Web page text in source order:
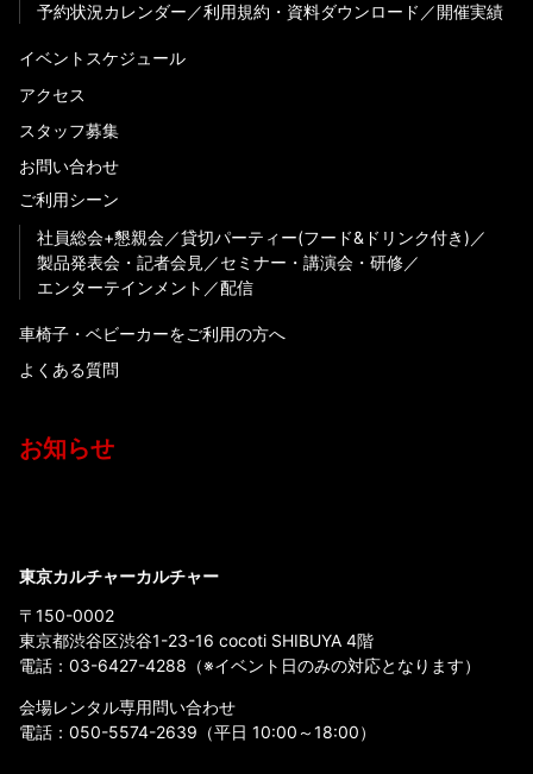
予約状況カレンダー
利用規約・資料ダウンロード 開催実績
イベントスケジュール
アクセス
スタッフ募集
お問い合わせ
ご利用シーン
社員総会+懇親会
貸切パーティー(フード&ドリンク付き)
製品発表会・記者会見
セミナー・講演会・研修
エンターテインメント
配信
車椅子・ベビーカーをご利用の方へ
よくある質問
お知らせ
東京カルチャーカルチャー
〒150-0002
東京都渋谷区渋谷1-23-16 cocoti SHIBUYA 4階
電話： 03-6427-4288 （※イベント日のみの対応となります）
会場レンタル専用問い合わせ
電話： 050-5574-2639 （平日 10:00～18:00）